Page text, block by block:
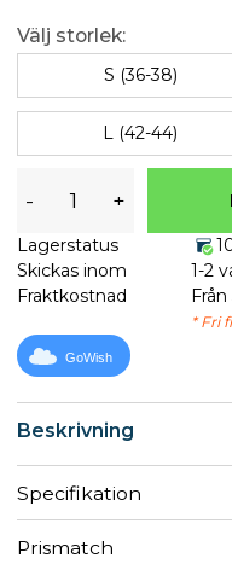
Beskrivning
Specifikation
Prismatch
Välj storlek:
S (36-38)
L (42-44)
- +
Lagerstatus
Skickas inom
1-2
Fraktkostnad
* Fri
GoWish